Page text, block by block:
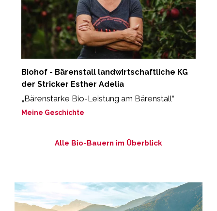
Biohof - Bärenstall landwirtschaftliche KG
der Stricker Esther Adelia
„Bärenstarke Bio-Leistung am Bärenstall“
Meine Geschichte
Alle Bio-Bauern im Überblick